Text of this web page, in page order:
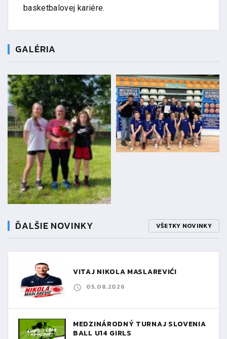
basketbalovej kariére.
GALÉRIA
ĎALŠIE NOVINKY VŠETKY NOVINKY
VITAJ NIKOLA MASLAREVIĆ!
05.08.2026
MEDZINÁRODNÝ TURNAJ SLOVENIA
BALL U14 GIRLS